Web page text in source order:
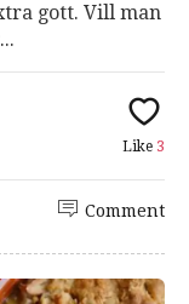
gott. Vill man
Like 3
Comment